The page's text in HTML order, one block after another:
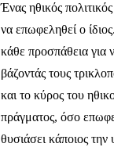
Ένας ηθικός
να επωφεληθεί ο
κάθε προσπάθεια για
βάζοντάς τους
και το κύρος του
πράγματος, όσο
θυσιάσει κάποιος